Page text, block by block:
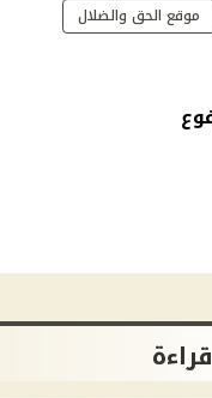
موقع الحق والضلال